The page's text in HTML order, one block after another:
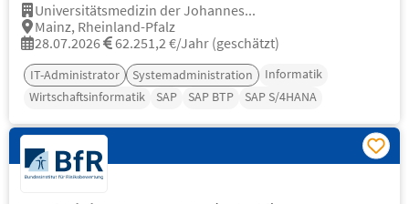
Universitätsmedizin der Johannes...
Mainz, Rheinland-Pfalz
28.07.2026
62.251,2 €/Jahr (geschätzt)
IT-Administrator Systemadministration
Informatik
Wirtschaftsinformatik
SAP SAP BTP SAP S/4HANA